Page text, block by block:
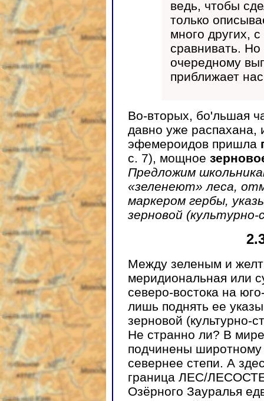
ведь, чтобы
только
много других,
сравнивать.
очередному
приближает
Во-вторых, бо'льшая
давно уже распахана,
эфемероидов пришла
с. 7), мощное
Предложим
«зеленеют» леса,
маркером гербы,
зерновой
Между зеленым и
меридиональная или
северо-востока на
лишь поднять ее
зерновой (культурно-
Не странно ли? В
подчинены
севернее степи. А
граница ЛЕС/
Озёрного Зауралья